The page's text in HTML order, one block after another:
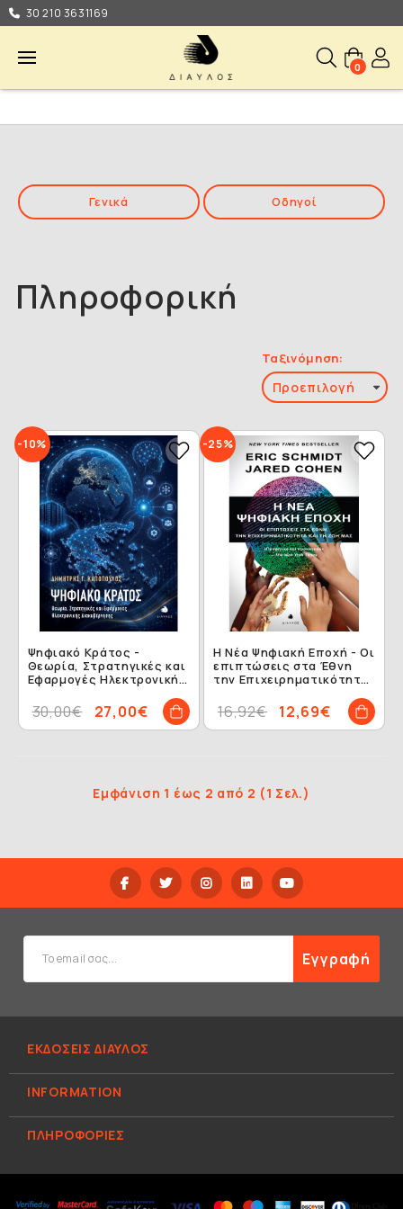
30 210 3631169
0
Γενικά Οδηγοί
Πληροφορική
Ταξινόμηση:
-10%
Ψηφιακό Κράτος -
Θεωρία, Στρατηγικές και
Εφαρμογές Ηλεκτρονικής
27,00€
30,00€
-25%
Η Νέα Ψηφιακή Εποχή - Οι
επιπτώσεις στα Έθνη
την Επιχειρηματικότητα
12,69€
16,92€
Εμφάνιση 1 έως 2 από 2 (1 Σελ.)
Εγγραφή
ΕΚΔΟΣΕΙΣ ΔΙΑΥΛΟΣ
INFORMATION
ΠΛΗΡΟΦΟΡΊΕΣ